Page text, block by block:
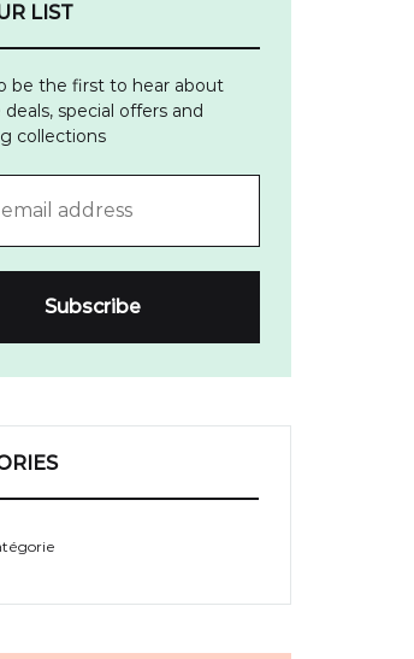
LIST
be the first to hear about
deals, special offers and
collections